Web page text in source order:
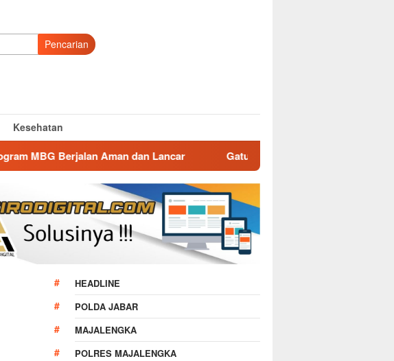
Pencarian
Kesehatan
Lancar Gatur Lalin Pagi Polsek Malausma, Wujud Pelayanan Prima
HEADLINE
POLDA JABAR
MAJALENGKA
POLRES MAJALENGKA